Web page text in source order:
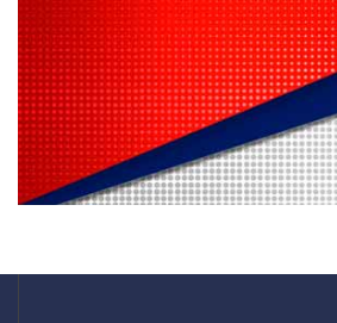
Saltar
contenido